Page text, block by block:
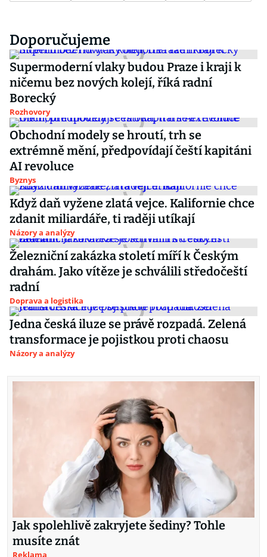
Doporučujeme
Supermoderní vlaky budou Praze i kraji k
ničemu bez nových kolejí, říká radní
Borecký
Rozhovory
Obchodní modely se hroutí, trh se
extrémně mění, předpovídají čeští kapitáni
AI revoluce
Byznys
Když daň vyžene zlatá vejce. Kalifornie chce
zdanit miliardáře, ti raději utíkají
Názory a analýzy
Železniční zakázka století míří k Českým
drahám. Jako vítěze je schválili středočeští
radní
Doprava a logistika
Jedna česká iluze se právě rozpadá. Zelená
transformace je pojistkou proti chaosu
Názory a analýzy
Jak spolehlivě zakryjete šediny? Tohle
musíte znát
Reklama